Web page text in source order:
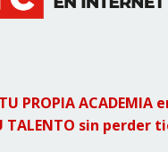
PROPIA ACADEMIA
TALENTO sin perder